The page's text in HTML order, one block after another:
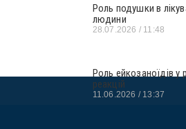
Роль подушки в
людини
28.07.2026 11:48
Роль ейкозаноїдів у
реакцій
11.06.2026 13:37